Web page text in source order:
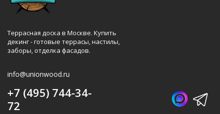
Террасная доска в Москве. Купить
декинг - готовые террасы, настилы,
заборы, отделка фасадов.
info@unionwood.ru
+7 (495) 744-34-
72